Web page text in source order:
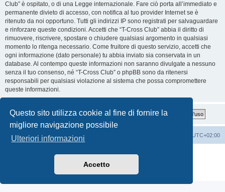
Questo sito utilizza cookie al fine di fornire la
migliore navigazione possibile
Ulteriori informazioni
Accetto
Club” è ospitato, o di una Legge internazionale. Fare ciò porta all’immediato e
permanente divieto di accesso, con notifica al tuo provider Internet se è
ritenuto da noi opportuno. Tutti gli indirizzi IP sono registrati per salvaguardare
e rinforzare queste condizioni. Accetti che “T-Cross Club” abbia il diritto di
rimuovere, riscrivere, spostare o chiudere qualsiasi argomento in qualsiasi
momento lo ritenga necessario. Come fruitore di questo servizio, accetti che
ogni informazione (dato personale) tu abbia inviato sia conservata in un
database. Al contempo queste informazioni non saranno divulgate a nessuno
senza il tuo consenso, né “T-Cross Club” o phpBB sono da ritenersi
responsabili per qualsiasi violazione al sistema che possa compromettere
queste informazioni.
T-Cross Club T-Cross Club UTC+02:00
Traduzione Italiana